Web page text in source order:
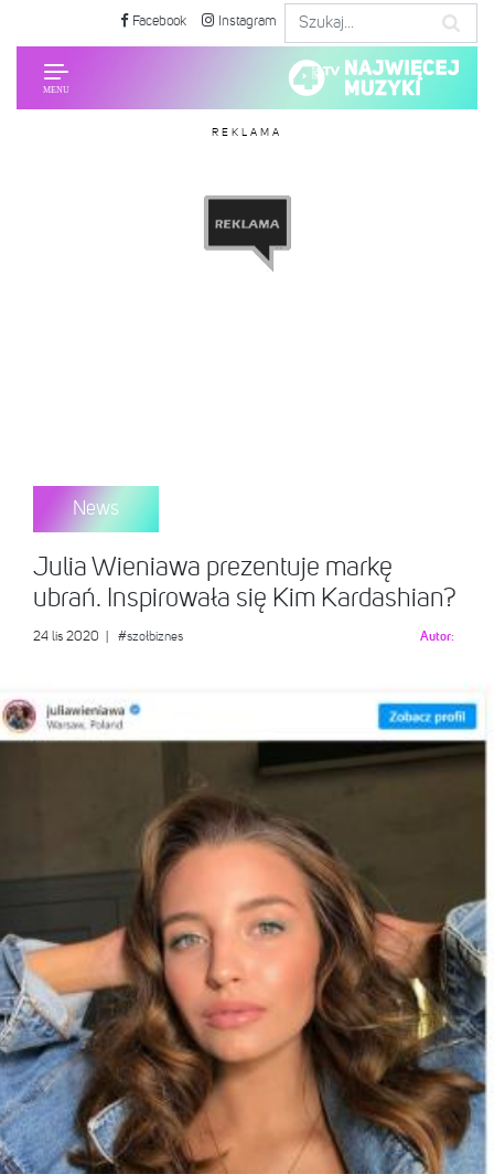
Facebook Instagram
REKLAMA
News
Julia Wieniawa prezentuje markę
ubrań. Inspirowała się Kim Kardashian?
24 lis 2020 #szołbiznes Autor: